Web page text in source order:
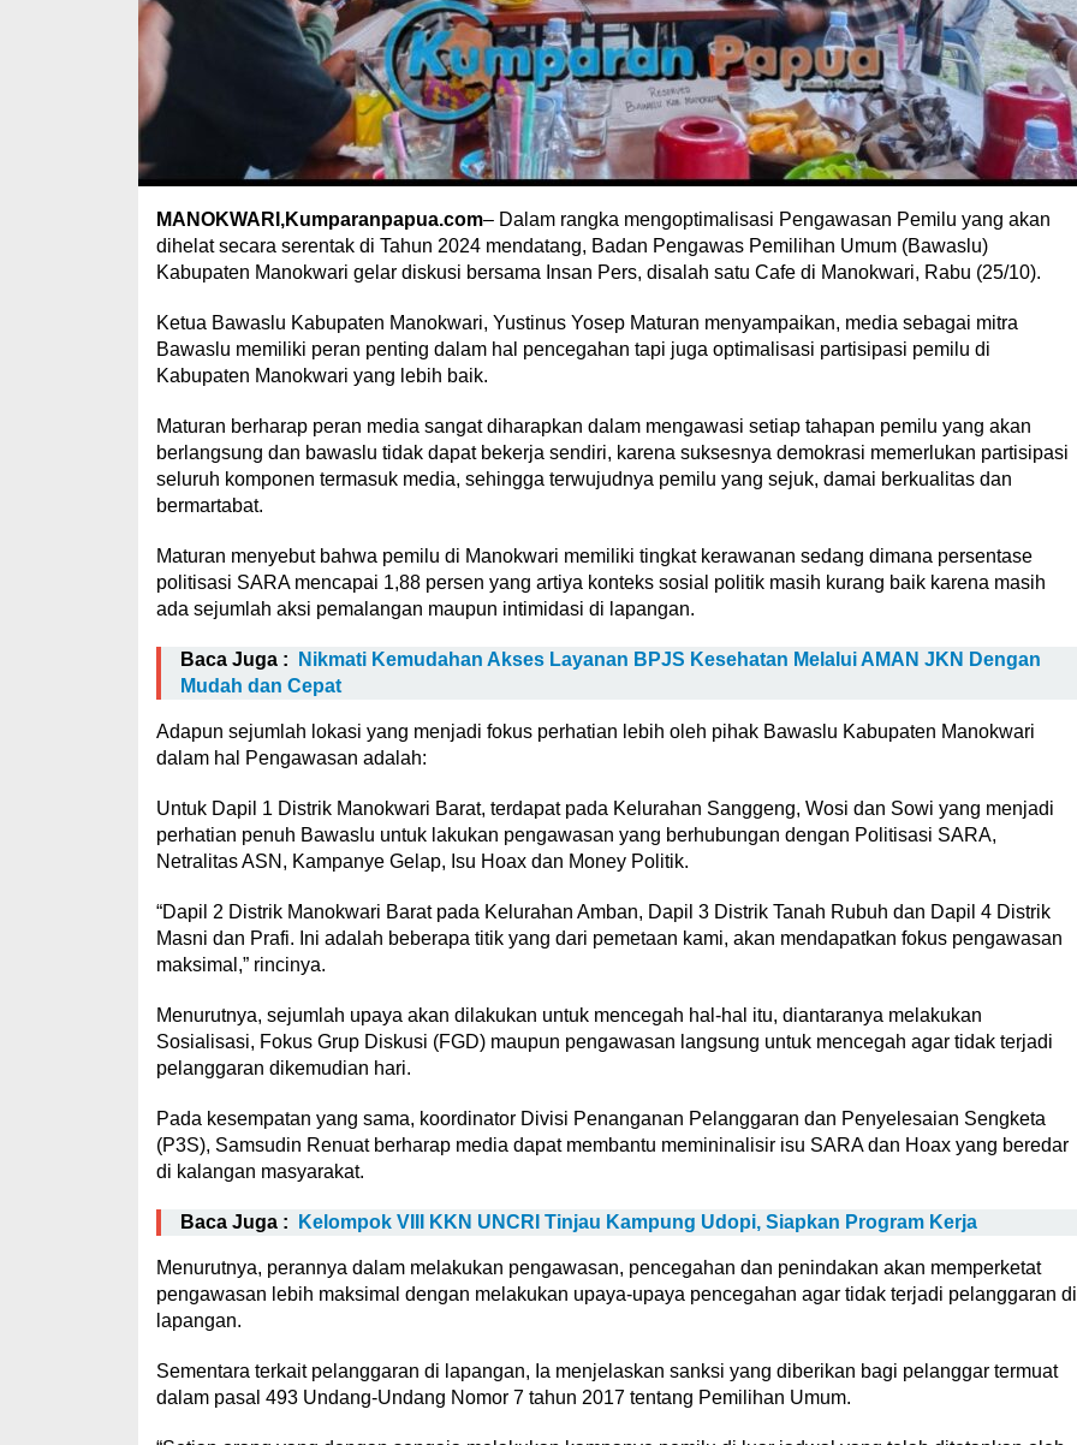
MANOKWARI,Kumparanpapua.com– Dalam rangka mengoptimalisasi Pengawasan Pemilu yang akan
dihelat secara serentak di Tahun 2024 mendatang, Badan Pengawas Pemilihan Umum (Bawaslu)
Kabupaten Manokwari gelar diskusi bersama Insan Pers, disalah satu Cafe di Manokwari, Rabu (25/10).
Ketua Bawaslu Kabupaten Manokwari, Yustinus Yosep Maturan menyampaikan, media sebagai mitra
Bawaslu memiliki peran penting dalam hal pencegahan tapi juga optimalisasi partisipasi pemilu di
Kabupaten Manokwari yang lebih baik.
Maturan berharap peran media sangat diharapkan dalam mengawasi setiap tahapan pemilu yang akan
berlangsung dan bawaslu tidak dapat bekerja sendiri, karena suksesnya demokrasi memerlukan partisipasi
seluruh komponen termasuk media, sehingga terwujudnya pemilu yang sejuk, damai berkualitas dan
bermartabat.
Maturan menyebut bahwa pemilu di Manokwari memiliki tingkat kerawanan sedang dimana persentase
politisasi SARA mencapai 1,88 persen yang artiya konteks sosial politik masih kurang baik karena masih
ada sejumlah aksi pemalangan maupun intimidasi di lapangan.
Baca Juga :
Nikmati Kemudahan Akses Layanan BPJS Kesehatan Melalui AMAN JKN Dengan
Mudah dan Cepat
Adapun sejumlah lokasi yang menjadi fokus perhatian lebih oleh pihak Bawaslu Kabupaten Manokwari
dalam hal Pengawasan adalah:
Untuk Dapil 1 Distrik Manokwari Barat, terdapat pada Kelurahan Sanggeng, Wosi dan Sowi yang menjadi
perhatian penuh Bawaslu untuk lakukan pengawasan yang berhubungan dengan Politisasi SARA,
Netralitas ASN, Kampanye Gelap, Isu Hoax dan Money Politik.
“Dapil 2 Distrik Manokwari Barat pada Kelurahan Amban, Dapil 3 Distrik Tanah Rubuh dan Dapil 4 Distrik
Masni dan Prafi. Ini adalah beberapa titik yang dari pemetaan kami, akan mendapatkan fokus pengawasan
maksimal,” rincinya.
Menurutnya, sejumlah upaya akan dilakukan untuk mencegah hal-hal itu, diantaranya melakukan
Sosialisasi, Fokus Grup Diskusi (FGD) maupun pengawasan langsung untuk mencegah agar tidak terjadi
pelanggaran dikemudian hari.
Pada kesempatan yang sama, koordinator Divisi Penanganan Pelanggaran dan Penyelesaian Sengketa
(P3S), Samsudin Renuat berharap media dapat membantu memininalisir isu SARA dan Hoax yang beredar
di kalangan masyarakat.
Baca Juga : Kelompok VIII KKN UNCRI Tinjau Kampung Udopi, Siapkan Program Kerja
Menurutnya, perannya dalam melakukan pengawasan, pencegahan dan penindakan akan memperketat
pengawasan lebih maksimal dengan melakukan upaya-upaya pencegahan agar tidak terjadi pelanggaran di
lapangan.
Sementara terkait pelanggaran di lapangan, Ia menjelaskan sanksi yang diberikan bagi pelanggar termuat
dalam pasal 493 Undang-Undang Nomor 7 tahun 2017 tentang Pemilihan Umum.